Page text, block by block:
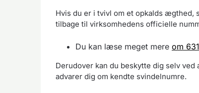
Hvis du er i tvivl om et opkalds ægthed,
tilbage til virksomhedens officielle
Du kan læse meget mere om
Derudover kan du beskytte dig selv
advarer dig om kendte svindelnumre.